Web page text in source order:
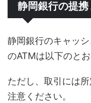
静岡銀行の提
静岡銀行のキャッ
のATMは以下のとお
ただし、取引には
注意ください。